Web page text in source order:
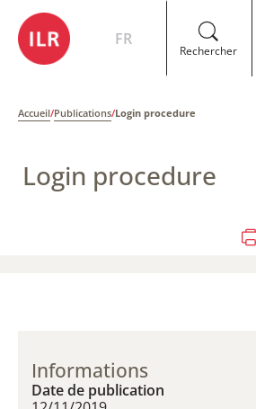
FR
Rechercher
Accueil/Publications/Login procedure
Login procedure
Informations
Date de publication